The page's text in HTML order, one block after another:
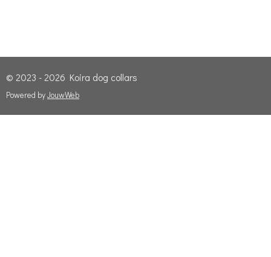
© 2023 - 2026 Koira dog collars
Powered byJouwWeb